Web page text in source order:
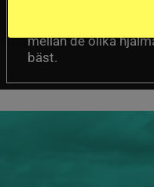
mellan de olika
bäst.